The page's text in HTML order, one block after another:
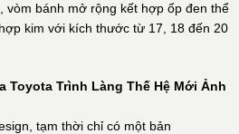
vòm bánh mở rộng kết hợp ốp đen thể
kim với kích thước từ 17, 18 đến 20
tạm thời chỉ có một bản